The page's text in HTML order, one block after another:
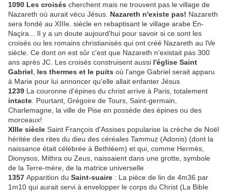
1090 Les croisés cherchent mais ne trouvent pas le village de
Nazareth où aurait vécu Jésus. Nazareth n'existe pas! Nazareth
sera fondé au XIIIe. siècle en rebaptisant le village arabe En-
Naçira... Il y a un doute aujourd'hui pour savoir si ce sont les
croisés ou les romains christianisés qui ont créé Nazareth au IVe
siècle. Ce dont on est sûr c'est que Nazareth n'existait pas 300
ans après JC. Les croisés construisent aussi l'église Saint
Gabriel
les thermes et le puits où l'ange Gabriel serait apparu
à Marie pour lui annoncer qu'elle allait enfanter Jésus
1239 La couronne d'épines du christ arrive à Paris, totalement
intacte . Pourtant, Grégoire de Tours, Saint-germain,
Charlemagne, la ville de Pise en possède des épines ou des
morceaux!
XIIIe siècle Saint François d'Assises popularise la crèche de Noël
héritée des rites du dieu des céréales Tammuz (Adonis) (dont la
naissance était célébrée à Bethléem) et qui, comme Hermès,
Dionysos, Mithra ou Zeus, naissaient dans une grotte, symbole
de la Terre-mère, de la matrice universelle
1357 Apparition du Saint-suaire : La pièce de lin de 4m36 par
1m10 qui aurait servi à envelopper le corps du Christ (La Bible